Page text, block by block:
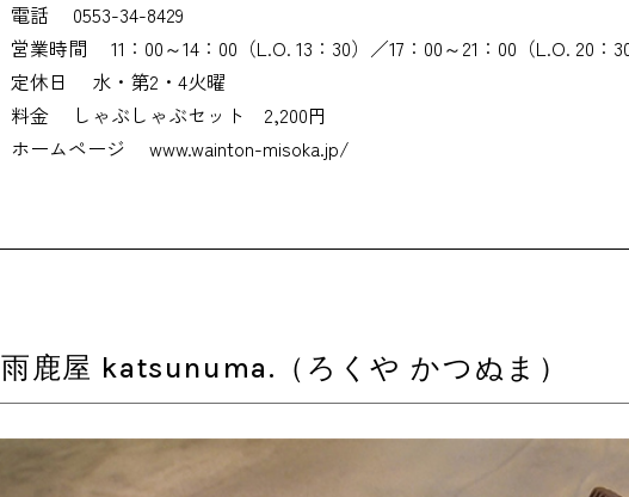
電話
0553-34-8429
営業時間
11：00～14：00（L.O. 13：30）／17：00～21：00（L.O. 20：
定休日
水・第2・4火曜
料金
しゃぶしゃぶセット 2,200円
ホームページ
www.wainton-misoka.jp/
雨鹿屋 katsunuma.（ろくや かつぬま）